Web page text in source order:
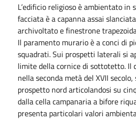
L’edificio religioso è ambientato in
facciata è a capanna assai
archivoltato e finestrone
Il paramento murario è a conci di
squadrati. Sui prospetti laterali si
limite della cornice di sottotetto. Il
nella seconda metà del XVII
prospetto nord articolandosi su
dalla cella campanaria a bifore
presenta particolari valori